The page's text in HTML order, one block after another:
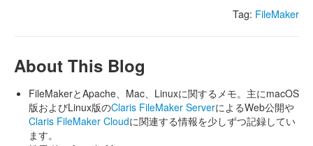
Tag: FileMaker
About This Blog
FileMakerとApache、Mac、Linuxに関するメモ。主にmacOS
版およびLinux版のClaris FileMaker ServerによるWeb公開や
Claris FileMaker Cloudに関連する情報を少しずつ記録してい
ます。